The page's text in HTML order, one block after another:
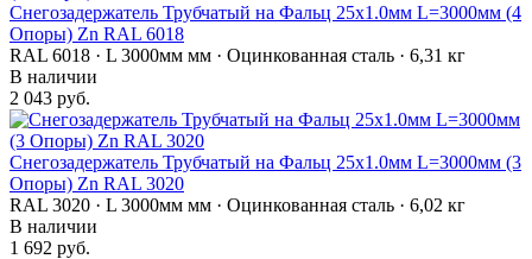
Снегозадержатель Трубчатый на Фальц 25х1.0мм L=3000мм (4
Опоры) Zn RAL 6018
RAL 6018 · L 3000мм мм · Оцинкованная сталь · 6,31 кг
В наличии
2 043 руб.
Снегозадержатель Трубчатый на Фальц 25х1.0мм L=3000мм (3
Опоры) Zn RAL 3020
RAL 3020 · L 3000мм мм · Оцинкованная сталь · 6,02 кг
В наличии
1 692 руб.